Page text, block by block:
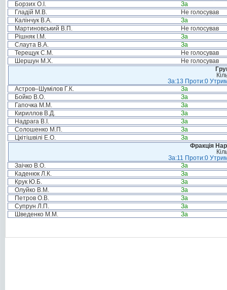
Борзих О.І.
За
Гладій М.В.
Не голосував
Калінчук В.А.
За
Мартиновський В.П.
Не голосував
Рішняк І.М.
За
Слаута В.А.
За
Терещук С.М.
Не голосував
Шершун М.Х.
Не голосував
За:13 Проти:0
Астров–Шумілов Г.К.
За
Бойко В.О.
За
Гапочка М.М.
За
Кириллов В.Д.
За
Надрага В.І.
За
Солошенко М.П.
За
Цкітішвілі Е.О.
За
Фракція
За:11 Проти:0
Заічко В.О.
За
Каденюк Л.К.
За
Крук Ю.Б.
За
Олуйко В.М.
За
Петров О.В.
За
Супрун Л.П.
За
Шведенко М.М.
За